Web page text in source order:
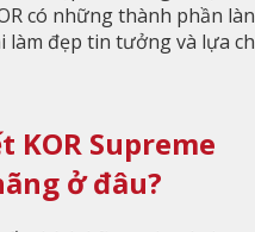
có những thành phần
làm đẹp tin tưởng và lựa
KOR Supreme
ở đâu?